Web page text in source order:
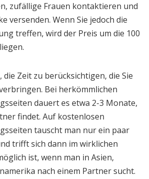
zufällige Frauen kontaktieren und
versenden. Wenn Sie jedoch die
treffen, wird der Preis um die 100
die Zeit zu berücksichtigen, die Sie
Bei herkömmlichen
dauert es etwa 2-3 Monate,
findet. Auf kostenlosen
tauscht man nur ein paar
trifft sich dann im wirklichen
ist, wenn man in Asien,
nach einem Partner sucht.